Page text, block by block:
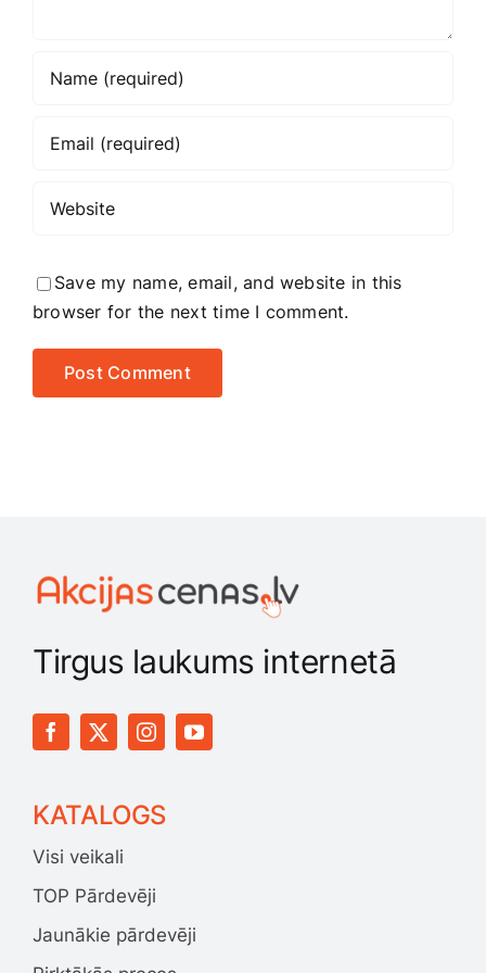
Save my name, email, and website in this
browser for the next time I comment.
Tirgus laukums internetā
KATALOGS
Visi veikali
TOP Pārdevēji
Jaunākie pārdevēji